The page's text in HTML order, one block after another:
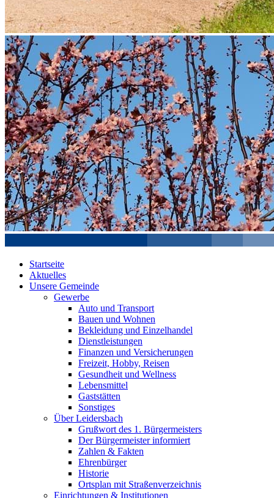
Startseite
Aktuelles
Unsere Gemeinde
Gewerbe
Auto und Transport
Bauen und Wohnen
Bekleidung und Einzelhandel
Dienstleistungen
Finanzen und Versicherungen
Freizeit, Hobby, Reisen
Gesundheit und Wellness
Lebensmittel
Gaststätten
Sonstiges
Über Leidersbach
Grußwort des 1. Bürgermeisters
Der Bürgermeister informiert
Zahlen & Fakten
Ehrenbürger
Historie
Ortsplan mit Straßenverzeichnis
Einrichtungen & Institutionen